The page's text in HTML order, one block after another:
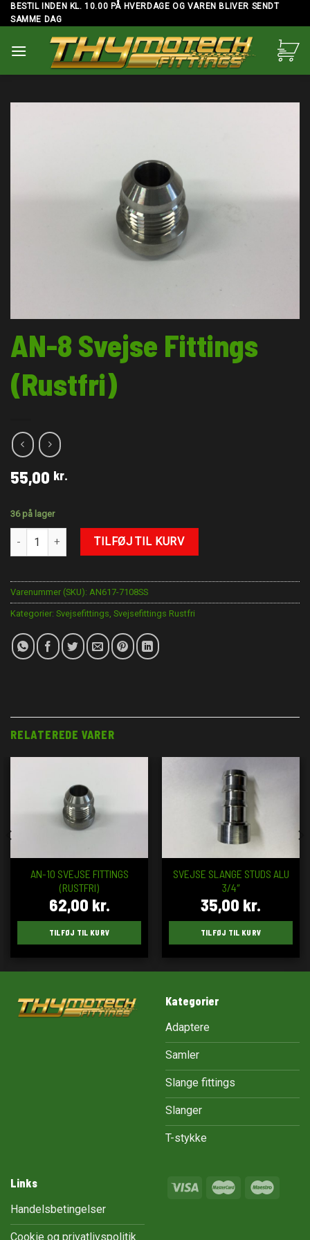
Skip
to
BESTIL INDEN KL. 10.00 PÅ HVERDAGE OG VAREN BLIVER SENDT
SAMME DAG
AN-8 Svejse Fittings
(Rustfri)
55,00 kr.
36 på lager
AN-8 Svejse Fittings (Rustfri) antal
TILFØJ TIL KURV
Varenummer (SKU): AN617-7108SS
Kategorier: Svejsefittings, Svejsefittings Rustfri
RELATEREDE VARER
AN-10 SVEJSE FITTINGS
(RUSTFRI)
62,00 kr.
TILFØJ TIL KURV
SVEJSE SLANGE STUDS ALU
3/4″
35,00 kr.
TILFØJ TIL KURV
Kategorier
Adaptere
Samler
Slange fittings
Slanger
T-stykke
Links
Handelsbetingelser
Cookie og privatlivspolitik